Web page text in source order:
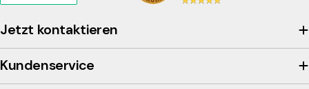
Jetzt kontaktieren
Kundenservice
to
view
the
company's
Trustpilot